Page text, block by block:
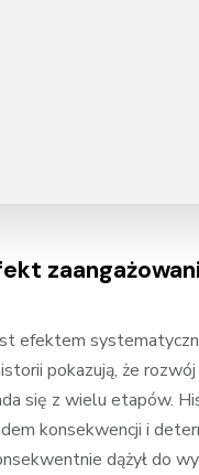
efektem
pokazują, że
się z wielu etapów.
konsekwencji i
dążył do